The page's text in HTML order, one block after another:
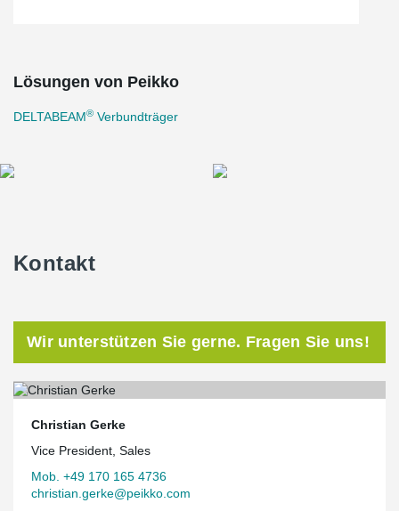
Lösungen von Peikko
DELTABEAM® Verbundträger
Kontakt
Wir unterstützen Sie gerne. Fragen Sie uns!
Christian Gerke
Vice President, Sales
Mob. +49 170 165 4736
christian.gerke@peikko.com